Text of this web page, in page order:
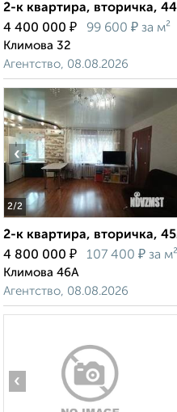
2-к квартира, вторичка,
4 400 000 ₽ 99 600 ₽ за м²
Климова 32
Агентство, 08.08.2026
2/2
‹
2-к квартира, вторичка,
4 800 000 ₽ 107 400 ₽ за м²
Климова 46А
Агентство, 08.08.2026
‹